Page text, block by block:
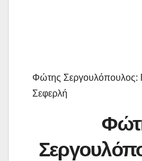
Φώτης Σεργουλόπουλος:
Σεφερλή